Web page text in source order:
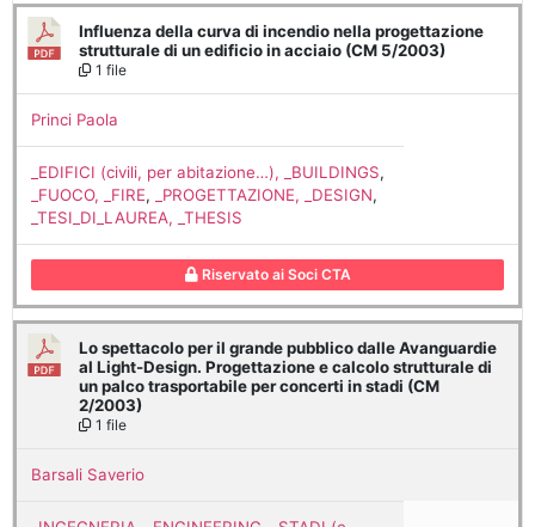
Influenza della curva di incendio nella progettazione
strutturale di un edificio in acciaio (CM 5/2003)
1 file
Princi Paola
_EDIFICI (civili, per abitazione…), _BUILDINGS,
_FUOCO, _FIRE, _PROGETTAZIONE, _DESIGN,
_TESI_DI_LAUREA, _THESIS
Riservato ai Soci CTA
Lo spettacolo per il grande pubblico dalle Avanguardie
al Light-Design. Progettazione e calcolo strutturale di
un palco trasportabile per concerti in stadi (CM
2/2003)
1 file
Barsali Saverio